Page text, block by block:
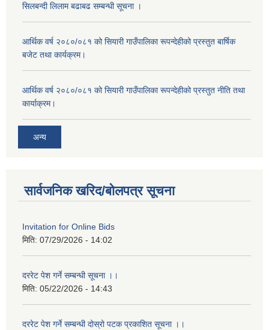
सिलबन्दी लिलाम बढाबढ सम्बन्धी सूचना ।
आर्थिक वर्ष २०८०/०८१ को सियारी गाउँपालिका रूपन्देहीको प्रस्तुत बार्षिक
बजेट तथा कार्यक्रम।
आर्थिक वर्ष २०८०/०८१ को सियारी गाउँपालिका रूपन्देहीको प्रस्तुत नीति तथा
कार्याक्रम।
अन्य
सार्वजनिक खरिद/बोलपत्र सूचना
Invitation for Online Bids
मिति: 07/29/2026 - 14:02
दररेट पेश गर्ने सम्बन्धी सूचना ।।
मिति: 05/22/2026 - 14:43
दररेट पेश गर्ने सम्बन्धी दोस्रो पटक प्रकाशित सूचना ।।